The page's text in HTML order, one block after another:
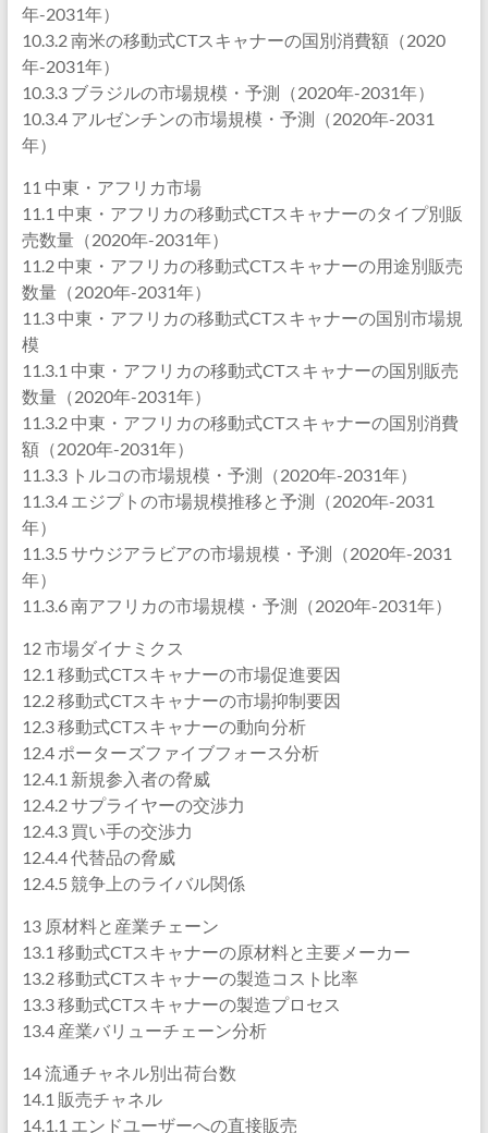
年-2031年）
10.3.2 南米の移動式CTスキャナーの国別消費額（2020
年-2031年）
10.3.3 ブラジルの市場規模・予測（2020年-2031年）
10.3.4 アルゼンチンの市場規模・予測（2020年-2031
年）
11 中東・アフリカ市場
11.1 中東・アフリカの移動式CTスキャナーのタイプ別販
売数量（2020年-2031年）
11.2 中東・アフリカの移動式CTスキャナーの用途別販売
数量（2020年-2031年）
11.3 中東・アフリカの移動式CTスキャナーの国別市場規
模
11.3.1 中東・アフリカの移動式CTスキャナーの国別販売
数量（2020年-2031年）
11.3.2 中東・アフリカの移動式CTスキャナーの国別消費
額（2020年-2031年）
11.3.3 トルコの市場規模・予測（2020年-2031年）
11.3.4 エジプトの市場規模推移と予測（2020年-2031
年）
11.3.5 サウジアラビアの市場規模・予測（2020年-2031
年）
11.3.6 南アフリカの市場規模・予測（2020年-2031年）
12 市場ダイナミクス
12.1 移動式CTスキャナーの市場促進要因
12.2 移動式CTスキャナーの市場抑制要因
12.3 移動式CTスキャナーの動向分析
12.4 ポーターズファイブフォース分析
12.4.1 新規参入者の脅威
12.4.2 サプライヤーの交渉力
12.4.3 買い手の交渉力
12.4.4 代替品の脅威
12.4.5 競争上のライバル関係
13 原材料と産業チェーン
13.1 移動式CTスキャナーの原材料と主要メーカー
13.2 移動式CTスキャナーの製造コスト比率
13.3 移動式CTスキャナーの製造プロセス
13.4 産業バリューチェーン分析
14 流通チャネル別出荷台数
14.1 販売チャネル
14.1.1 エンドユーザーへの直接販売